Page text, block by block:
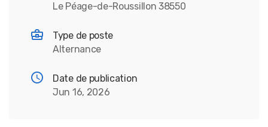
Le Péage-de-Roussillon 38550
Type de poste
Alternance
Date de publication
Jun 16, 2026